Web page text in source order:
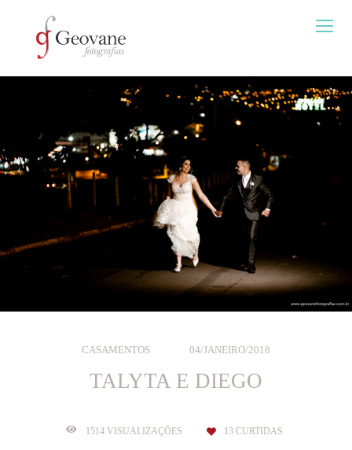
CASAMENTOS 04/JANEIRO/2018
TALYTA E DIEGO
1514VISUALIZAÇÕES 13CURTIDAS